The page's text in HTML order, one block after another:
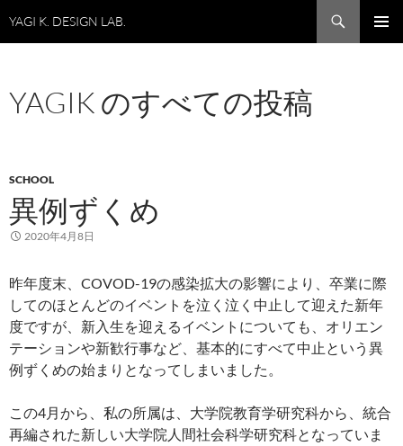
ン
ツ
ッ
プ
YAGI K. DESIGN LAB.
索
YAGIK のすべての投稿
SCHOOL
異例ずくめ
2020年4月8日
昨年度末、COVOD-19の感染拡大の影響により、卒業に際
してのほとんどのイベントを泣く泣く中止して迎えた新年
度ですが、新入生を迎えるイベントについても、オリエン
テーションや新歓行事など、基本的にすべて中止という異
例ずくめの始まりとなってしまいました。
この4月から、私の所属は、大学院教育学研究科から、統合
再編された新しい大学院人間社会科学研究科となっていま